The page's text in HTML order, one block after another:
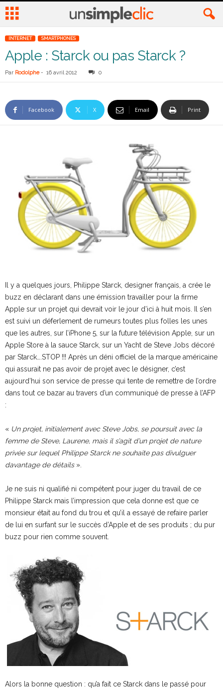
INTERNET SMARTPHONES
Apple : Starck ou pas Starck ?
Par Rodolphe- 16 avril 2012 0
Facebook X Email Print
Il y a quelques jours, Philippe Starck, designer français, a crée le
buzz en déclarant dans une émission travailler pour la firme
Apple sur un projet qui devrait voir le jour d’ici à huit mois. Il s’en
est suivi un déferlement de rumeurs toutes plus folles les unes
que les autres, sur l’iPhone 5, sur la future télévision Apple, sur un
Apple Store à la sauce Starck, sur un Yacht de Steve Jobs décoré
par Starck….STOP !!! Après un déni officiel de la marque américaine
qui assurait ne pas avoir de projet avec le désigner, c’est
aujourd’hui son service de presse qui tente de remettre de l’ordre
dans tout ce bazar au travers d’un communiqué de presse à l’AFP
:
« Un projet, initialement avec Steve Jobs, se poursuit avec la
femme de Steve, Laurene, mais il s’agit d’un projet de nature
privée sur lequel Philippe Starck ne souhaite pas divulguer
davantage de détails».
Je ne suis ni qualifié ni compétent pour juger du travail de ce
Philippe Starck mais l’impression que cela donne est que ce
monsieur était au fond du trou et qu’il a essayé de refaire parler
de lui en surfant sur le succès d’Apple et de ses produits ; du pur
buzz pour rien comme souvent.
Alors la bonne question : qu’a fait ce Starck dans le passé pour